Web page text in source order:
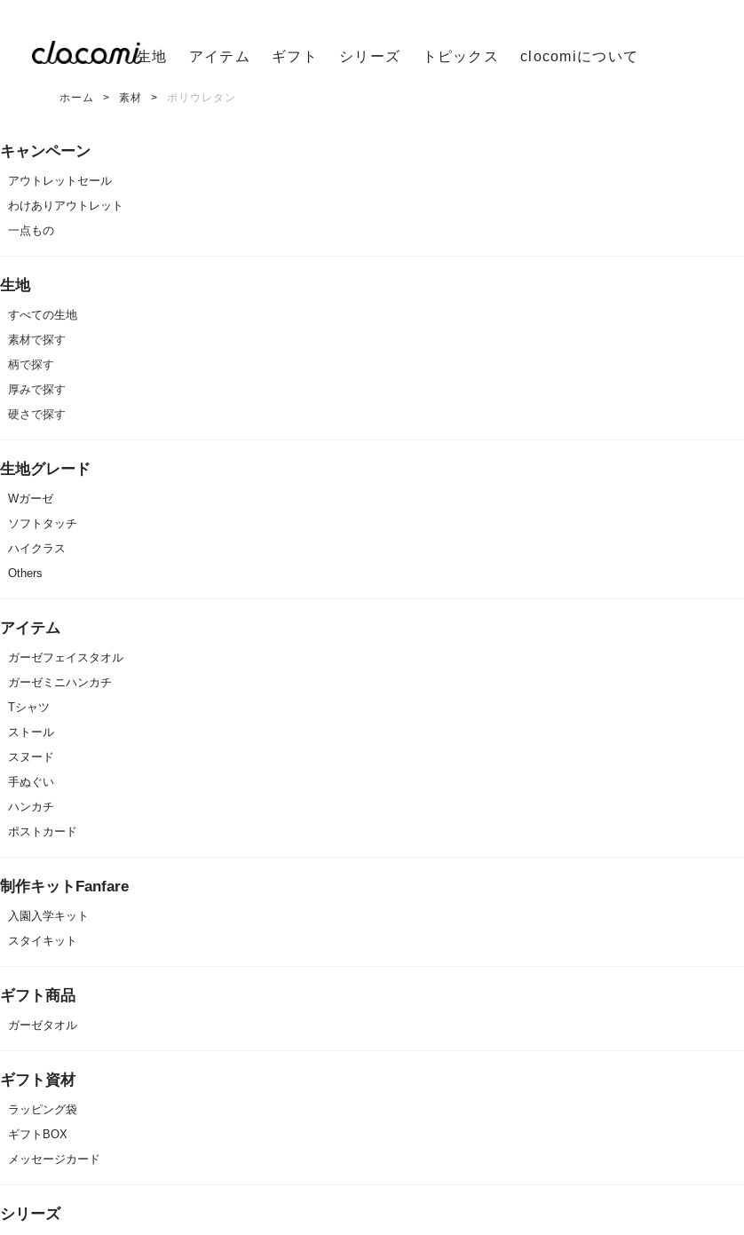
生地 アイテム ギフト シリーズ トピックス clocomiについて
ホーム 素材 ポリウレタン
キャンペーン
アウトレットセール
わけありアウトレット
一点もの
生地
すべての生地
素材で探す
柄で探す
厚みで探す
硬さで探す
生地グレード
Wガーゼ
ソフトタッチ
ハイクラス
Others
アイテム
ガーゼフェイスタオル
ガーゼミニハンカチ
Tシャツ
ストール
スヌード
手ぬぐい
ハンカチ
ポストカード
制作キットFanfare
入園入学キット
スタイキット
ギフト商品
ガーゼタオル
ギフト資材
ラッピング袋
ギフトBOX
メッセージカード
シリーズ